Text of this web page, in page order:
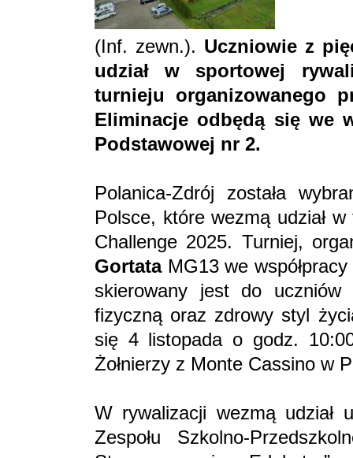
(Inf. zewn.). Uczniowie z
udział w sportowej
turnieju organizowanego
Eliminacje odbędą się we
Podstawowej nr 2.
Polanica-Zdrój została
Polsce, które wezmą udział
Challenge 2025. Turniej,
GortataMG13 we
skierowany jest do
fizyczną oraz zdrowy styl
się 4 listopada o godz.
Żołnierzy z Monte Cassino w
W rywalizacji wezmą udział
Zespołu Szkolno-